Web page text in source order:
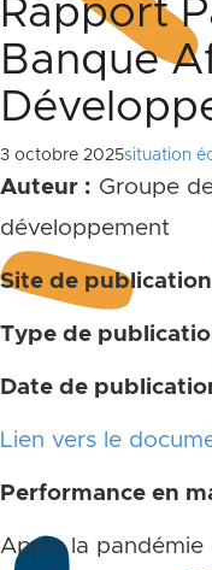
Rapport
Banque
3 octobre 2025situation
Auteur : Groupe
développement
Site de
Type de
Date de
Lien vers le
Performance en
Après la pandémie